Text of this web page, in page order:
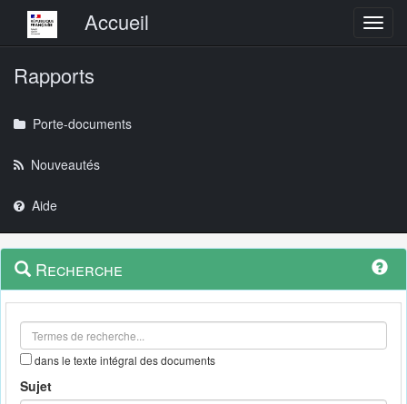
Menu principalAccueil
Rapports
Porte-documents
Nouveautés
Aide
Navigation
outils
Menu
contextuel
Recherche
dans le texte intégral des documents
Sujet